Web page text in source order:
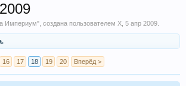
Империум", создана пользователем X 5 апр 2009
16 17 18 19 20 Вперёд >